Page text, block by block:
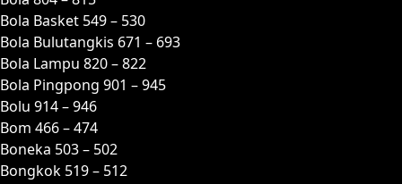
Bola Basket 549 – 530
Bola Bulutangkis 671 – 693
Bola Lampu 820 – 822
Bola Pingpong 901 – 945
Bolu 914 – 946
Bom 466 – 474
Boneka 503 – 502
Bongkok 519 – 512